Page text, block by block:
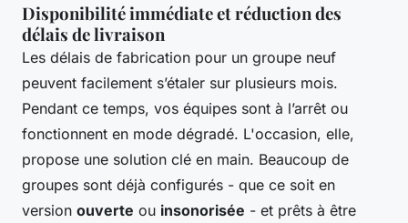
Disponibilité immédiate et réduction des
délais de livraison
Les délais de fabrication pour un groupe neuf
peuvent facilement s’étaler sur plusieurs mois.
Pendant ce temps, vos équipes sont à l’arrêt ou
fonctionnent en mode dégradé. L'occasion, elle,
propose une solution clé en main. Beaucoup de
groupes sont déjà configurés - que ce soit en
version ouverte ou insonorisée - et prêts à être